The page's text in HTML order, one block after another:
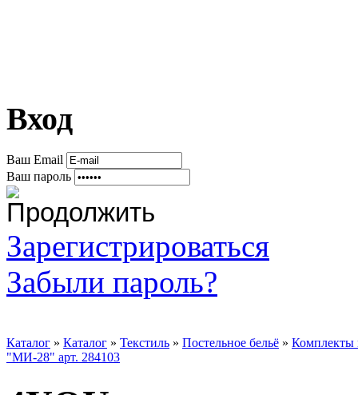
Вход
Ваш Email
Ваш пароль
Зарегистрироваться
Забыли пароль?
Каталог » Каталог » Текстиль » Постельное бельё » Комплекты
"МИ-28" арт. 284103